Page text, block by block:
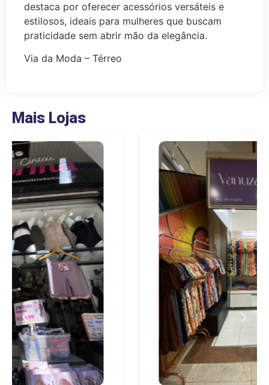
destaca por oferecer acessórios versáteis e
estilosos, ideais para mulheres que buscam
praticidade sem abrir mão da elegância.
Via da Moda – Térreo
Mais Lojas